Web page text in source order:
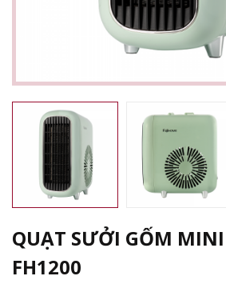
QUẠT SƯỞI GỐM MINI
FH1200